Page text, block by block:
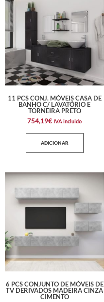
11 PCS CONJ. MÓVEIS CASA DE
BANHO C/ LAVATÓRIO E
TORNEIRA PRETO
754,19€ IVA incluido
ADICIONAR
6 PCS CONJUNTO DE MÓVEIS DE
TV DERIVADOS MADEIRA CINZA
CIMENTO